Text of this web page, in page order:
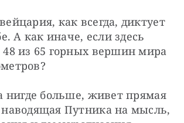
как всегда, диктует
А как иначе, если здесь
48 из 65 горных вершин мира
нигде больше, живет прямая
Путника на мысль,